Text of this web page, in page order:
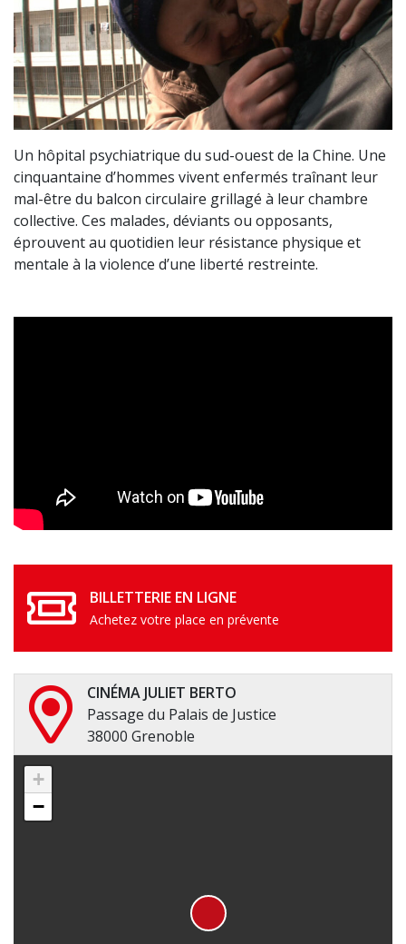
Un hôpital psychiatrique du sud-ouest de la Chine. Une
cinquantaine d’hommes vivent enfermés traînant leur
mal-être du balcon circulaire grillagé à leur chambre
collective. Ces malades, déviants ou opposants,
éprouvent au quotidien leur résistance physique et
mentale à la violence d’une liberté restreinte.
BILLETTERIE EN LIGNE
Achetez votre place en prévente
CINÉMA JULIET BERTO
Passage du Palais de Justice
38000 Grenoble
+
−